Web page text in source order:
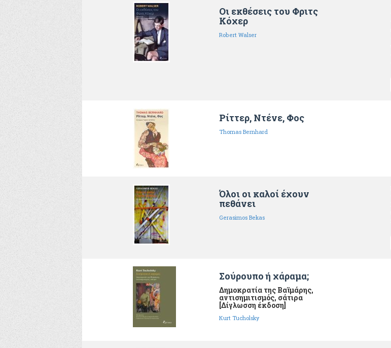
Οι εκθέσεις του Φριτς
Κόχερ
Robert Walser
Ρίττερ, Ντένε, Φος
Thomas Bernhard
Όλοι οι καλοί έχουν
πεθάνει
Gerasimos Bekas
Σούρουπο ή χάραμα;
Δημοκρατία της Βαϊμάρης,
αντισημιτισμός, σάτιρα
[Δίγλωσση έκδοση]
Kurt Tucholsky